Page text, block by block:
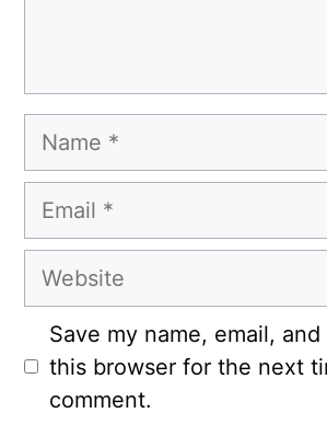
Name
Email
Website
Save my name, email,
this browser for the next
comment.